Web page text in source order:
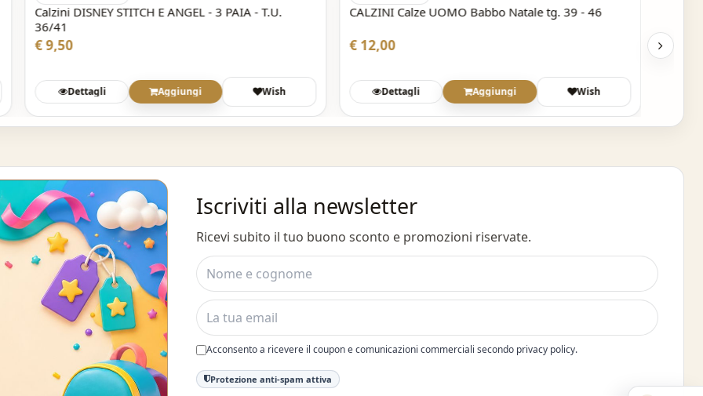
Calzini DISNEY STITCH E ANGEL - 3 PAIA - T.U.
36/41
€ 9,50
Dettagli Aggiungi Wish
CALZINI Calze UOMO Babbo Natale tg. 39 - 46
€ 12,00
Dettagli Aggiungi Wish
€
Iscriviti alla newsletter
Ricevi subito il tuo buono sconto e promozioni riservate.
Acconsento a ricevere il coupon e comunicazioni commerciali secondo privacy policy.
Protezione anti-spam attiva